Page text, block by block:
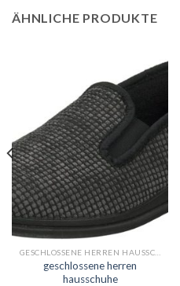
ÄHNLICHE PRODUKTE
geschlossene herren
hausschuhe